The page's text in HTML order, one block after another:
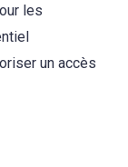
les
un accès